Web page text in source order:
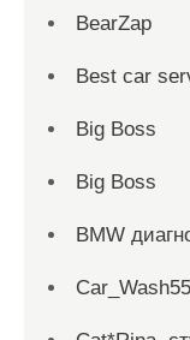
BearZap
Best car
Big Boss
Big Boss
BMW